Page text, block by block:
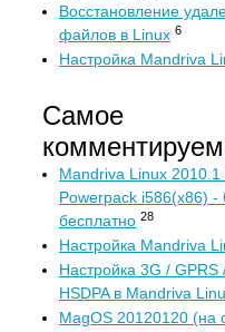
Восстановление
файлов в Linux 6
Настройка Mandriva
Самое
Mandriva Linux 2010.1
Powerpack i586(x86) -
бесплатно 28
Настройка Mandriva
Настройка 3G / GPRS
HSDPA в Mandriva
MagOS 20120120 (на